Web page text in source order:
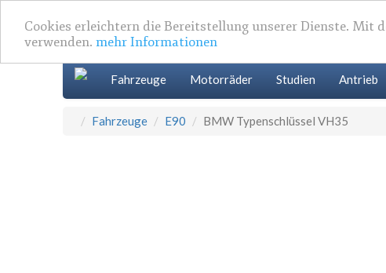
Cookies erleichtern die Bereitstellung unserer Dienste. Mit
verwenden. mehr Informationen
Fahrzeuge Motorräder Studien Antrieb
Fahrzeuge E90 BMW Typenschlüssel VH35